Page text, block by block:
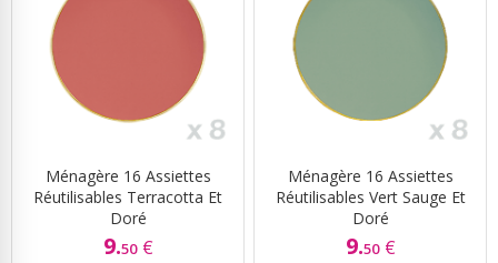
Ménagère 16 Assiettes
Réutilisables Terracotta Et
Doré
9.50 €
Ménagère 16 Assiettes
Réutilisables Vert Sauge Et
Doré
9.50 €